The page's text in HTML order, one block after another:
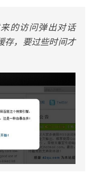
的访问弹出对话
存，要过些时间才